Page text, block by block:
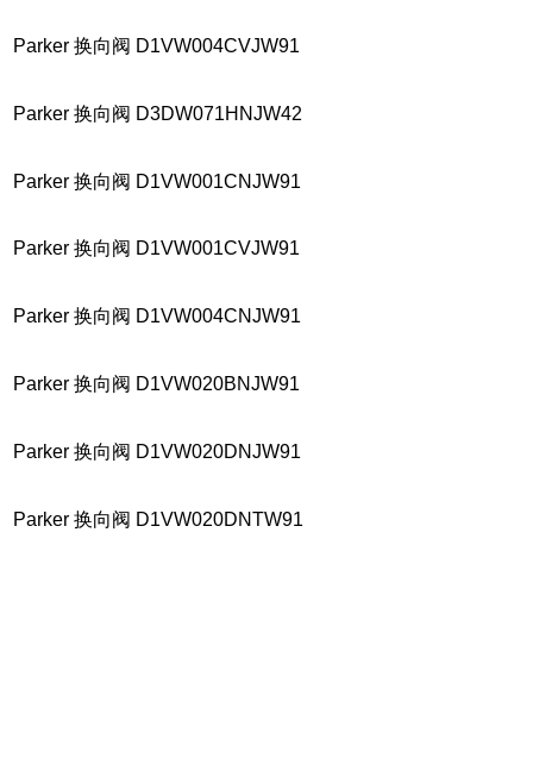
Parker 换向阀 D1VW004CVJW91
Parker 换向阀 D3DW071HNJW42
Parker 换向阀 D1VW001CNJW91
Parker 换向阀 D1VW001CVJW91
Parker 换向阀 D1VW004CNJW91
Parker 换向阀 D1VW020BNJW91
Parker 换向阀 D1VW020DNJW91
Parker 换向阀 D1VW020DNTW91